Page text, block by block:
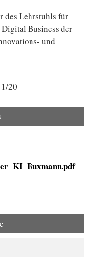
des Lehrstuhls für
Business der
und
20